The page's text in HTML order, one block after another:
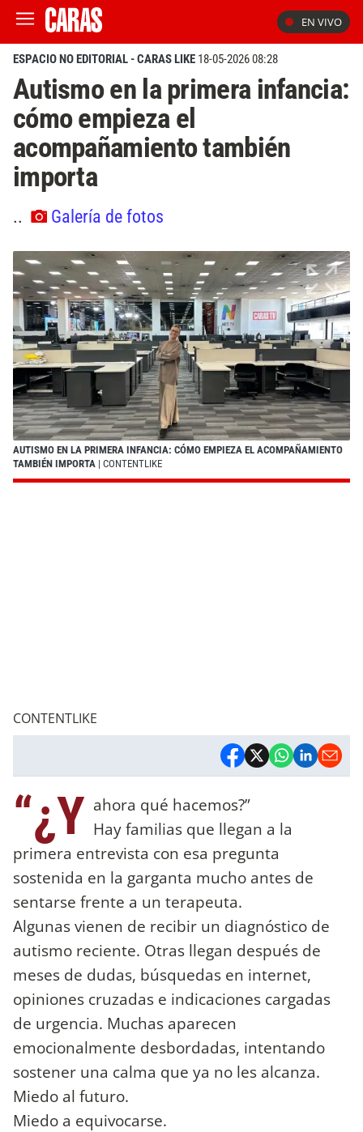
EN VIVO
ESPACIO NO EDITORIAL - CARAS LIKE 18-05-2026 08:28
Autismo en la primera infancia:
cómo empieza el
acompañamiento también
importa
.. Galería de fotos
AUTISMO EN LA PRIMERA INFANCIA: CÓMO EMPIEZA EL ACOMPAÑAMIENTO
TAMBIÉN IMPORTA | CONTENTLIKE
CONTENTLIKE
“¿Y ahora qué hacemos?”
Hay familias que llegan a la
primera entrevista con esa pregunta
sostenida en la garganta mucho antes de
sentarse frente a un terapeuta.
Algunas vienen de recibir un diagnóstico de
autismo reciente. Otras llegan después de
meses de dudas, búsquedas en internet,
opiniones cruzadas e indicaciones cargadas
de urgencia. Muchas aparecen
emocionalmente desbordadas, intentando
sostener una calma que ya no les alcanza.
Miedo al futuro.
Miedo a equivocarse.